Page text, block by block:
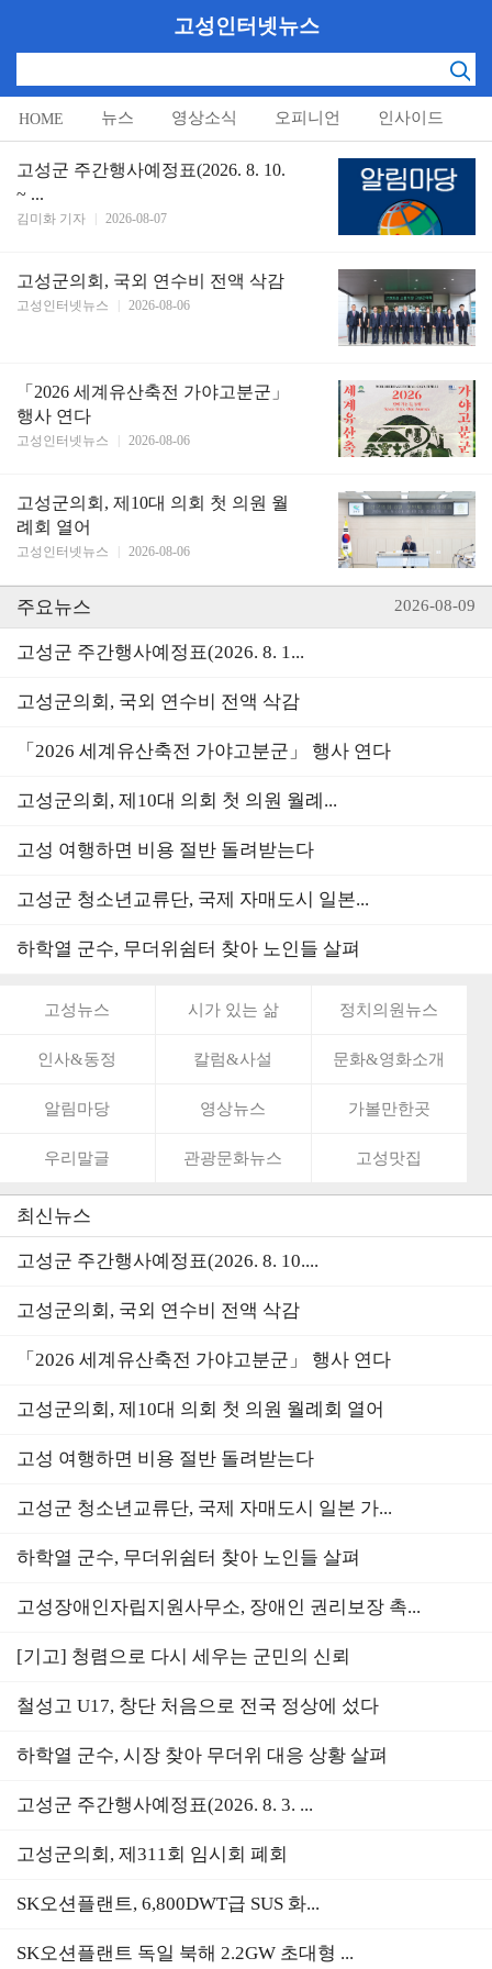
고성인터넷뉴스
HOME 뉴스 영상소식 오피니언 인사이드
알림마당
고성군 주간행사예정표(2026. 8. 10.
~ ...
김미화 기자 2026-08-07
고성군의회, 국외 연수비 전액 삭감
고성인터넷뉴스 2026-08-06
「2026 세계유산축전 가야고분군」
행사 연다
고성인터넷뉴스 2026-08-06
고성군의회, 제10대 의회 첫 의원 월
례회 열어
고성인터넷뉴스 2026-08-06
주요뉴스 2026-08-09
고성군 주간행사예정표(2026. 8. 1...
고성군의회, 국외 연수비 전액 삭감
「2026 세계유산축전 가야고분군」 행사 연다
고성군의회, 제10대 의회 첫 의원 월례...
고성 여행하면 비용 절반 돌려받는다
고성군 청소년교류단, 국제 자매도시 일본...
하학열 군수, 무더위쉼터 찾아 노인들 살펴
고성뉴스 시가 있는 삶 정치의원뉴스
인사&동정 칼럼&사설 문화&영화소개
알림마당 영상뉴스 가볼만한곳
우리말글 관광문화뉴스 고성맛집
최신뉴스
고성군 주간행사예정표(2026. 8. 10....
고성군의회, 국외 연수비 전액 삭감
「2026 세계유산축전 가야고분군」 행사 연다
고성군의회, 제10대 의회 첫 의원 월례회 열어
고성 여행하면 비용 절반 돌려받는다
고성군 청소년교류단, 국제 자매도시 일본 가...
하학열 군수, 무더위쉼터 찾아 노인들 살펴
고성장애인자립지원사무소, 장애인 권리보장 촉...
[기고] 청렴으로 다시 세우는 군민의 신뢰
철성고 U17, 창단 처음으로 전국 정상에 섰다
하학열 군수, 시장 찾아 무더위 대응 상황 살펴
고성군 주간행사예정표(2026. 8. 3. ...
고성군의회, 제311회 임시회 폐회
SK오션플랜트, 6,800DWT급 SUS 화...
SK오션플랜트 독일 북해 2.2GW 초대형 ...